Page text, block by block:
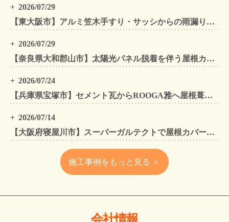
2026/07/29
【東大阪市】アルミ笠木手すり・サッシからの雨漏りを解消｜外壁金属サイディングカバー工法
2026/07/29
【奈良県大和郡山市】太陽光パネル脱着を伴う屋根カバー工法・外壁カバー工法・外壁塗装工事｜スーパーガルテクト施工事例
2026/07/24
【兵庫県宝塚市】セメント瓦からROOGA雅へ屋根葺き替え モダングレーで軽量化・外壁塗装も同時施工
2026/07/14
【大阪府寝屋川市】スーパーガルテクトで屋根カバー工法・外壁塗装・雨樋工事｜住まいをトータルリフォームした施工事例
施工事例をもっと見る ＞
会社情報